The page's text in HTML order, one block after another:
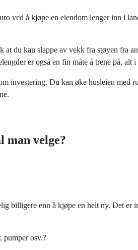
ved å kjøpe en eiendom lenger inn i
du kan slappe av vekk fra støyen fra
er også en fin måte å trene på,
investering. Du kan øke husleien med
man velge?
billigere enn å kjøpe en helt ny. Det er
pumper osv.?